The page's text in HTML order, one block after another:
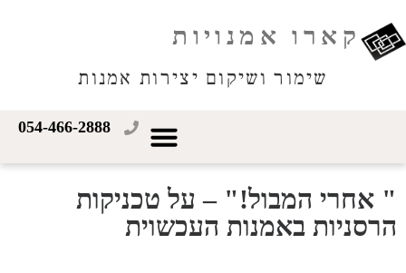
קארו אמנויות
שימור ושיקום יצירות אמנות
054-466-2888
" אחרי המבול!" – על טכניקות
הרסניות באמנות העכשוית